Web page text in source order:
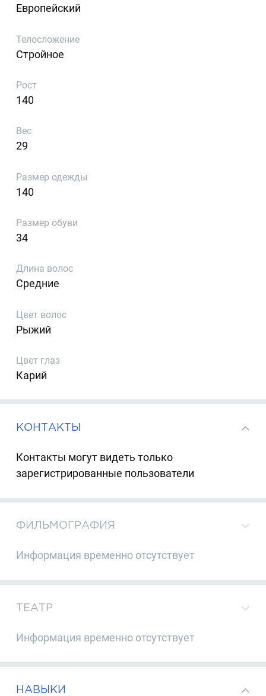
Европейский
Телосложение
Стройное
Рост
140
Вес
29
Размер одежды
140
Размер обуви
34
Длина волос
Средние
Цвет волос
Рыжий
Цвет глаз
Карий
КОНТАКТЫ
Контакты могут видеть только
зарегистрированные пользователи
ФИЛЬМОГРАФИЯ
Информация временно отсутствует
ТЕАТР
Информация временно отсутствует
НАВЫКИ